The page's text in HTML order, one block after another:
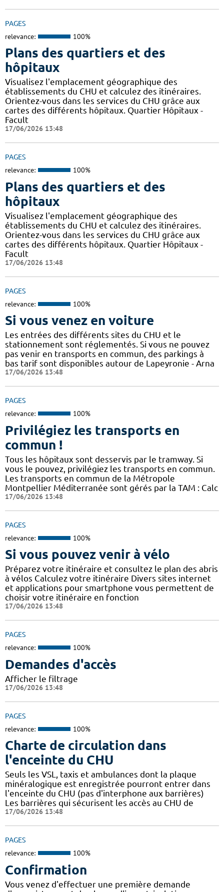
PAGES
relevance: 100%
Plans des quartiers et des
hôpitaux
Visualisez l'emplacement géographique des
établissements du CHU et calculez des itinéraires.
Orientez-vous dans les services du CHU grâce aux
cartes des différents hôpitaux. Quartier Hôpitaux -
Facult
17/06/2026 13:48
PAGES
relevance: 100%
Plans des quartiers et des
hôpitaux
Visualisez l'emplacement géographique des
établissements du CHU et calculez des itinéraires.
Orientez-vous dans les services du CHU grâce aux
cartes des différents hôpitaux. Quartier Hôpitaux -
Facult
17/06/2026 13:48
PAGES
relevance: 100%
Si vous venez en voiture
Les entrées des différents sites du CHU et le
stationnement sont réglementés. Si vous ne pouvez
pas venir en transports en commun, des parkings à
bas tarif sont disponibles autour de Lapeyronie - Arna
17/06/2026 13:48
PAGES
relevance: 100%
Privilégiez les transports en
commun !
Tous les hôpitaux sont desservis par le tramway. Si
vous le pouvez, privilégiez les transports en commun.
Les transports en commun de la Métropole
Montpellier Méditerranée sont gérés par la TAM : Calc
17/06/2026 13:48
PAGES
relevance: 100%
Si vous pouvez venir à vélo
Préparez votre itinéraire et consultez le plan des abris
à vélos Calculez votre itinéraire Divers sites internet
et applications pour smartphone vous permettent de
choisir votre itinéraire en fonction
17/06/2026 13:48
PAGES
relevance: 100%
Demandes d'accès
Afficher le filtrage
17/06/2026 13:48
PAGES
relevance: 100%
Charte de circulation dans
l'enceinte du CHU
Seuls les VSL, taxis et ambulances dont la plaque
minéralogique est enregistrée pourront entrer dans
l'enceinte du CHU (pas d'interphone aux barrières)
Les barrières qui sécurisent les accès au CHU de
17/06/2026 13:48
PAGES
relevance: 100%
Confirmation
Vous venez d'effectuer une première demande